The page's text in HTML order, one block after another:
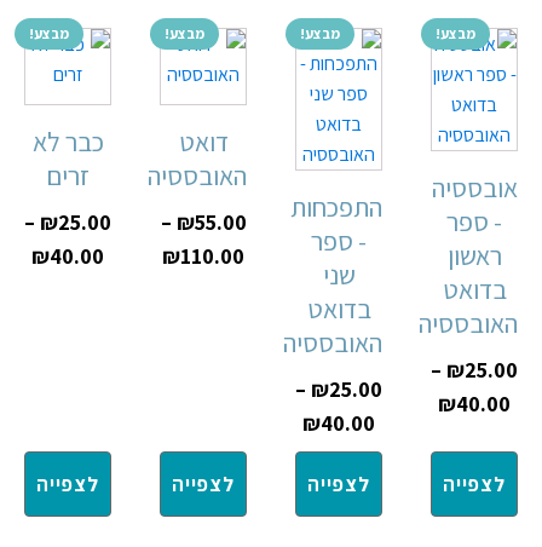
מבצע!
אובססיה
- ספר
ראשון
בדואט
האובססיה
₪25.00
–
₪40.00
לצפייה
מבצע!
התפכחות
- ספר
שני
בדואט
האובססיה
₪25.00
–
₪40.00
לצפייה
מבצע!
דואט
האובססיה
₪55.00
–
₪110.00
לצפייה
מבצע!
כבר לא
זרים
₪25.00
–
₪40.00
לצפייה